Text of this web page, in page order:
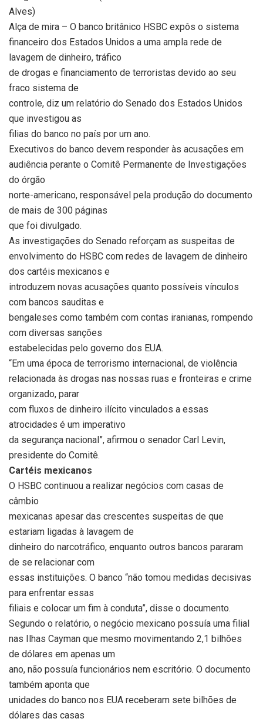
Alves)
Alça de mira – O banco britânico HSBC expôs o sistema
financeiro dos Estados Unidos a uma ampla rede de
lavagem de dinheiro, tráfico
de drogas e financiamento de terroristas devido ao seu
fraco sistema de
controle, diz um relatório do Senado dos Estados Unidos
que investigou as
filias do banco no país por um ano.
Executivos do banco devem responder às acusações em
audiência perante o Comitê Permanente de Investigações
do órgão
norte-americano, responsável pela produção do documento
de mais de 300 páginas
que foi divulgado.
As investigações do Senado reforçam as suspeitas de
envolvimento do HSBC com redes de lavagem de dinheiro
dos cartéis mexicanos e
introduzem novas acusações quanto possíveis vínculos
com bancos sauditas e
bengaleses como também com contas iranianas, rompendo
com diversas sanções
estabelecidas pelo governo dos EUA.
“Em uma época de terrorismo internacional, de violência
relacionada às drogas nas nossas ruas e fronteiras e crime
organizado, parar
com fluxos de dinheiro ilícito vinculados a essas
atrocidades é um imperativo
da segurança nacional”, afirmou o senador Carl Levin,
presidente do Comitê.
Cartéis mexicanos
O HSBC continuou a realizar negócios com casas de
câmbio
mexicanas apesar das crescentes suspeitas de que
estariam ligadas à lavagem de
dinheiro do narcotráfico, enquanto outros bancos pararam
de se relacionar com
essas instituições. O banco “não tomou medidas decisivas
para enfrentar essas
filiais e colocar um fim à conduta”, disse o documento.
Segundo o relatório, o negócio mexicano possuía uma filial
nas Ilhas Cayman que mesmo movimentando 2,1 bilhões
de dólares em apenas um
ano, não possuía funcionários nem escritório. O documento
também aponta que
unidades do banco nos EUA receberam sete bilhões de
dólares das casas